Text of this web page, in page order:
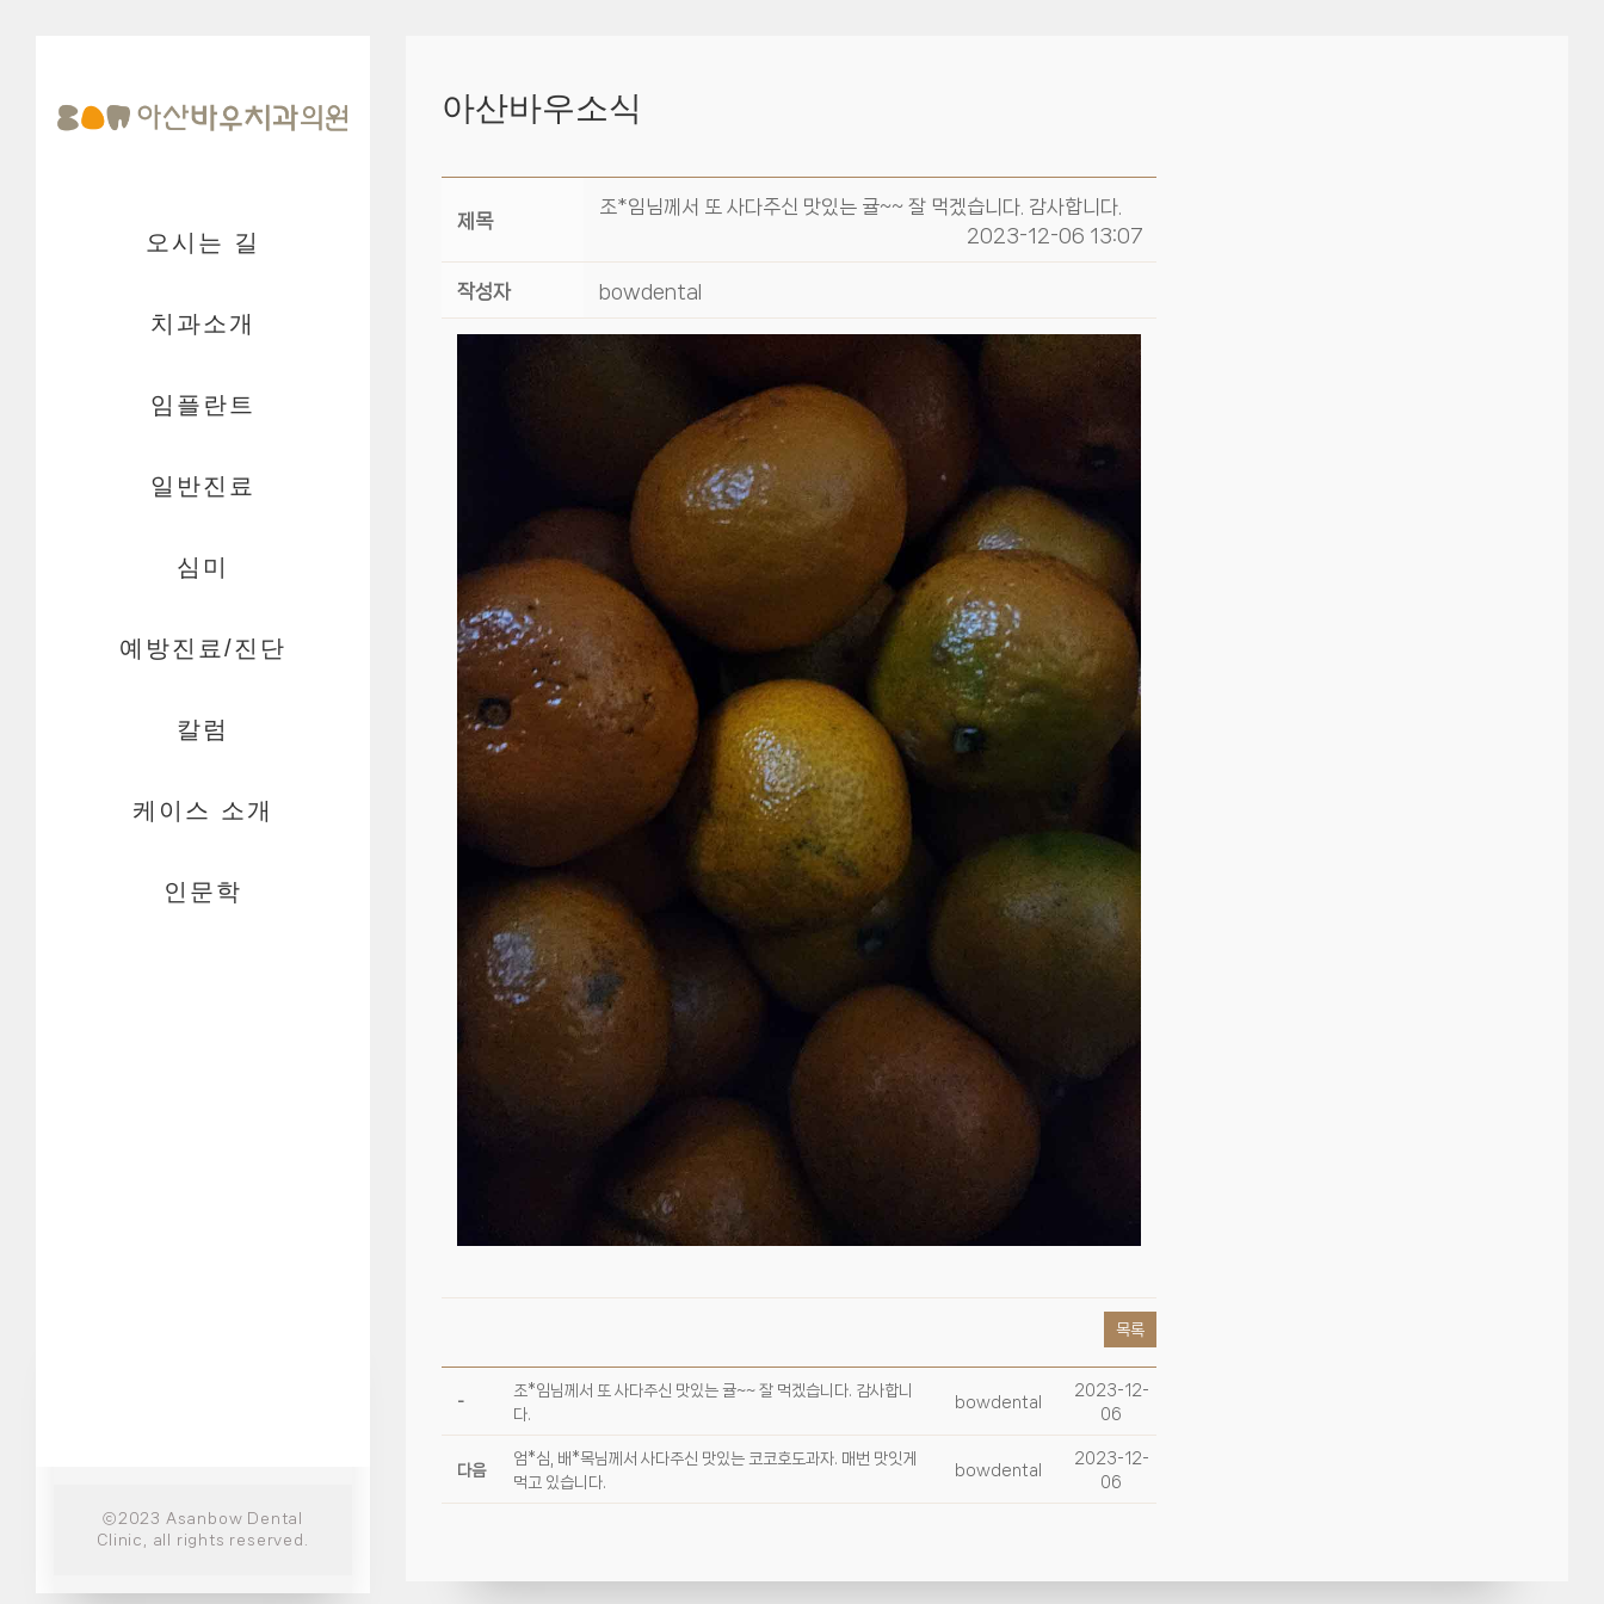
오시는 길
치과소개
임플란트
일반진료
심미
예방진료/진단
칼럼
케이스 소개
인문학
ⓒ2023 Asanbow Dental
Clinic, all rights reserved.
아산바우소식
제목
조*임님께서 또 사다주신 맛있는 귤~~ 잘 먹겠습니다. 감사합니다.
2023-12-06 13:07
작성자 bowdental
목록
-
조*임님께서 또 사다주신 맛있는 귤~~ 잘 먹겠습니다. 감사합니
다.
bowdental
2023-12-
06
다음
엄*심, 배*목님께서 사다주신 맛있는 코코호도과자. 매번 맛잇게
먹고 있습니다.
bowdental
2023-12-
06